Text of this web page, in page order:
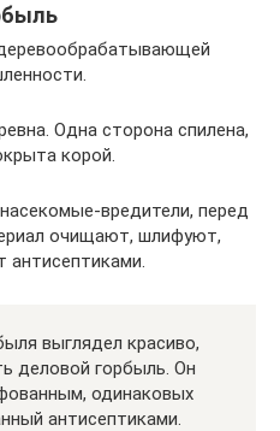
Одна сторона спилена,
корой.
вредители, перед
очищают, шлифуют,
выглядел красиво,
деловой горбыль. Он
одинаковых
антисептиками.